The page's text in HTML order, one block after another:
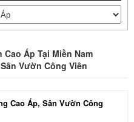
Cao Áp Tại Miền Nam
Vườn Công Viên
Cao Áp, Sân Vườn Công